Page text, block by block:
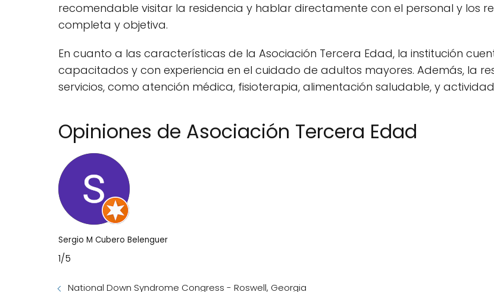
recomendable visitar la residencia y hablar directamente con el personal y los
completa y objetiva.
En cuanto a las características de la Asociación Tercera Edad, la institución
capacitados y con experiencia en el cuidado de adultos mayores. Además, la
servicios, como atención médica, fisioterapia, alimentación saludable, y
Opiniones de Asociación Tercera Edad
Sergio M Cubero Belenguer
1/5
National Down Syndrome Congress - Roswell, Georgia